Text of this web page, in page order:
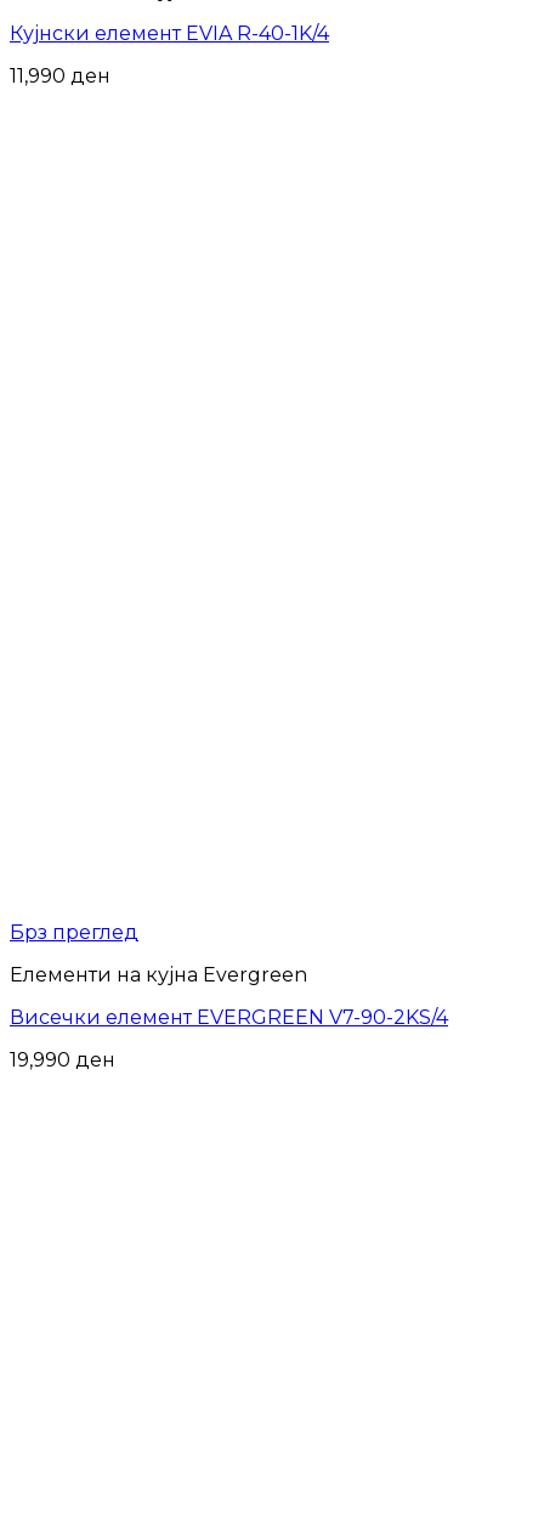
Кујнски елемент EVIA R-40-1K/4
11,990 ден
Брз преглед
Елементи на кујна Evergreen
Висечки елемент EVERGREEN V7-90-2KS/4
19,990 ден